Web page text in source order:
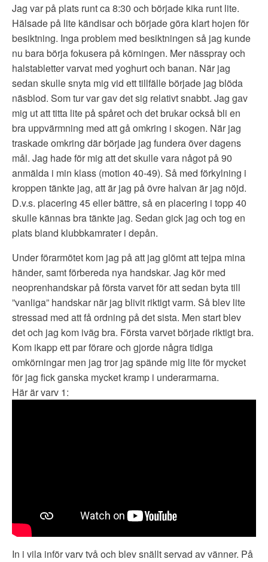
Jag var på plats runt ca 8:30 och började kika runt lite.
Hälsade på lite kändisar och började göra klart hojen för
besiktning. Inga problem med besiktningen så jag kunde
nu bara börja fokusera på körningen. Mer nässpray och
halstabletter varvat med yoghurt och banan. När jag
sedan skulle snyta mig vid ett tillfälle började jag blöda
näsblod. Som tur var gav det sig relativt snabbt. Jag gav
mig ut att titta lite på spåret och det brukar också bli en
bra uppvärmning med att gå omkring i skogen. När jag
traskade omkring där började jag fundera över dagens
mål. Jag hade för mig att det skulle vara något på 90
anmälda i min klass (motion 40-49). Så med förkylning i
kroppen tänkte jag, att är jag på övre halvan är jag nöjd.
D.v.s. placering 45 eller bättre, så en placering i topp 40
skulle kännas bra tänkte jag. Sedan gick jag och tog en
plats bland klubbkamrater i depån.
Under förarmötet kom jag på att jag glömt att tejpa mina
händer, samt förbereda nya handskar. Jag kör med
neoprenhandskar på första varvet för att sedan byta till
”vanliga” handskar när jag blivit riktigt varm. Så blev lite
stressad med att få ordning på det sista. Men start blev
det och jag kom iväg bra. Första varvet började riktigt bra.
Kom ikapp ett par förare och gjorde några tidiga
omkörningar men jag tror jag spände mig lite för mycket
för jag fick ganska mycket kramp i underarmarna.
Här är varv 1:
In i vila inför varv två och blev snällt servad av vänner. På